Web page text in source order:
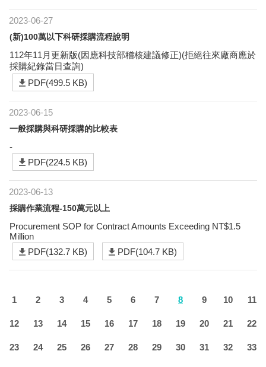
2023-06-27
(新)100萬以下科研採購流程說明
112年11月更新版(因應科技部稽核建議修正)(拒絕往來廠商應於
採購紀錄當日查詢)
PDF(499.5 KB)
2023-06-15
一般採購與科研採購的比較表
-
PDF(224.5 KB)
2023-06-13
採購作業流程-150萬元以上
Procurement SOP for Contract Amounts Exceeding NT$1.5
Million
PDF(132.7 KB)
PDF(104.7 KB)
1 2 3 4 5 6 7 8 9 10 11
12 13 14 15 16 17 18 19 20 21 22
23 24 25 26 27 28 29 30 31 32 33